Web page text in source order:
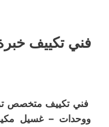
فني تكييف
فني تكييف متخصص
ووحدات – غسيل